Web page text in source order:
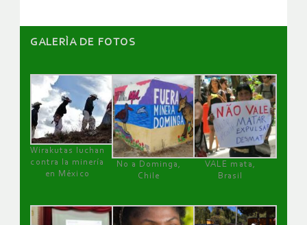
GALERÌA DE FOTOS
Wirakutas luchan
contra la minería
en México
No a Dominga,
Chile
VALE mata,
Brasil